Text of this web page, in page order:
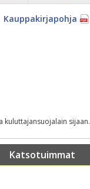
Kauppakirjapohja
kuluttajansuojalain sijaan.
Katsotuimmat